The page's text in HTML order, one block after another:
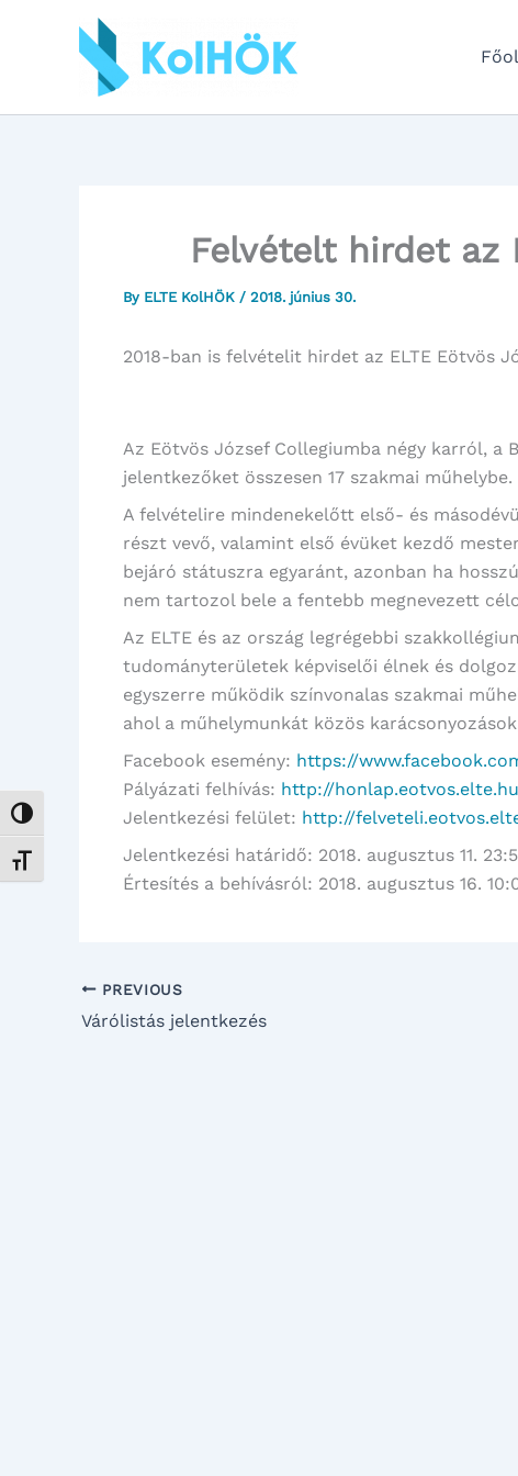
Nagy kontraszt váltása
Betűméret váltása
Felvételt hirdet az
By ELTE KolHÖK / 2018. június 30.
2018-ban is felvételit hirdet az ELTE Eötvös
Az Eötvös József Collegiumba négy karról, a
jelentkezőket összesen 17 szakmai műhelybe.
A felvételire mindenekelőtt első- és
részt vevő, valamint első évüket kezdő
bejáró státuszra egyaránt, azonban ha
nem tartozol bele a fentebb megnevezett
Az ELTE és az ország legrégebbi
tudományterületek képviselői élnek és
egyszerre működik színvonalas szakmai
ahol a műhelymunkát közös
Facebook esemény: https://
Pályázati felhívás: http://
Jelentkezési felület: http://
Jelentkezési határidő: 2018. augusztus 11.
Értesítés a behívásról: 2018. augusztus 16.
PREVIOUS
Várólistás jelentkezés